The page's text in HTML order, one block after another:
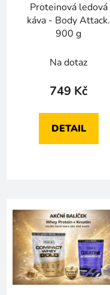
Proteinová ledová
káva - Body Attack,
900 g
Na dotaz
749 Kč
DETAIL